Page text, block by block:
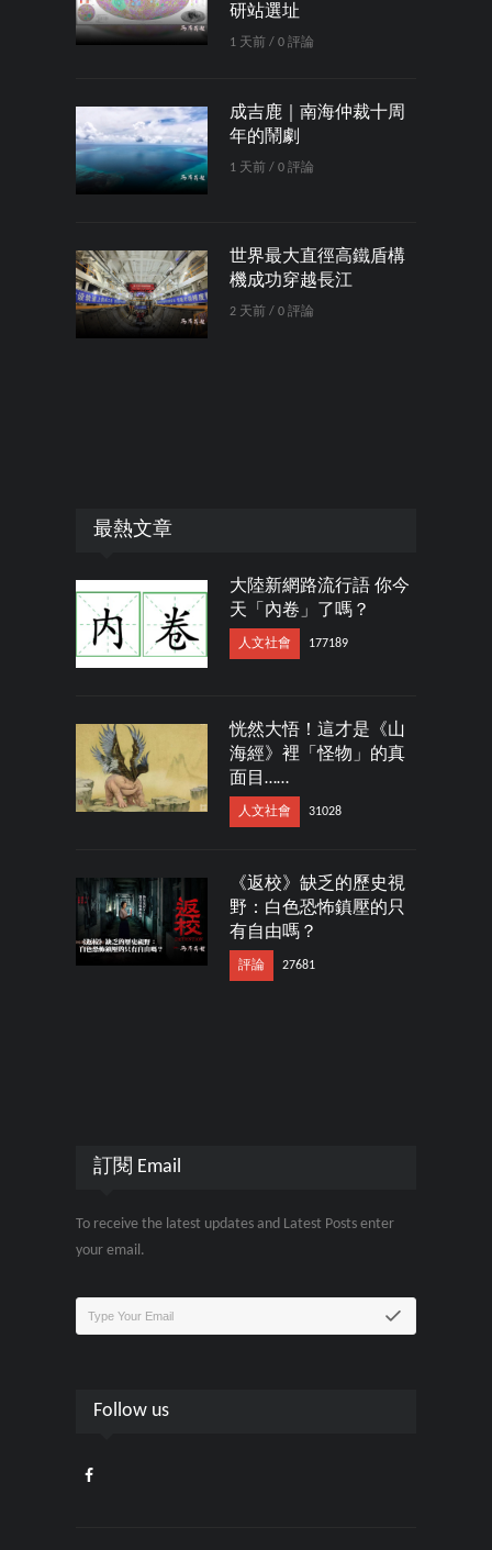
研站選址
1 天前 / 0 評論
成吉鹿｜南海仲裁十周
年的鬧劇
1 天前 / 0 評論
世界最大直徑高鐵盾構
機成功穿越長江
2 天前 / 0 評論
最熱文章
大陸新網路流行語 你今
天「內卷」了嗎？
人文社會 177189
恍然大悟！這才是《山
海經》裡「怪物」的真
面目……
人文社會 31028
《返校》缺乏的歷史視
野：白色恐怖鎮壓的只
有自由嗎？
評論 27681
訂閱 Email
To receive the latest updates and Latest Posts enter
your email.
Follow us